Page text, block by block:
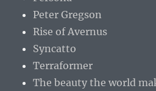
Peter Gregson
Rise of Avernus
Syncatto
Terraformer
The beauty the world